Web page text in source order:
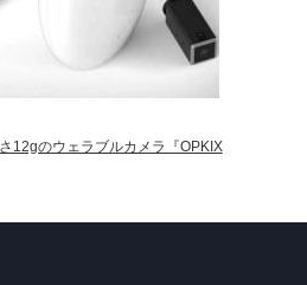
12gのウェラブルカメラ『OPKIX